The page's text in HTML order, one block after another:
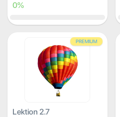
0%
PREMIUM
Lektion 2.7